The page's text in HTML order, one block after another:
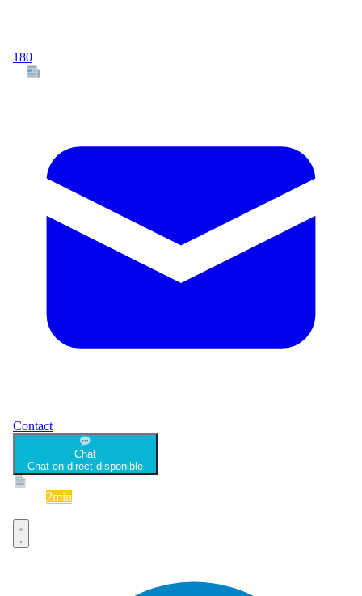
180
Contact
Chat
Chat en direct disponible
2min